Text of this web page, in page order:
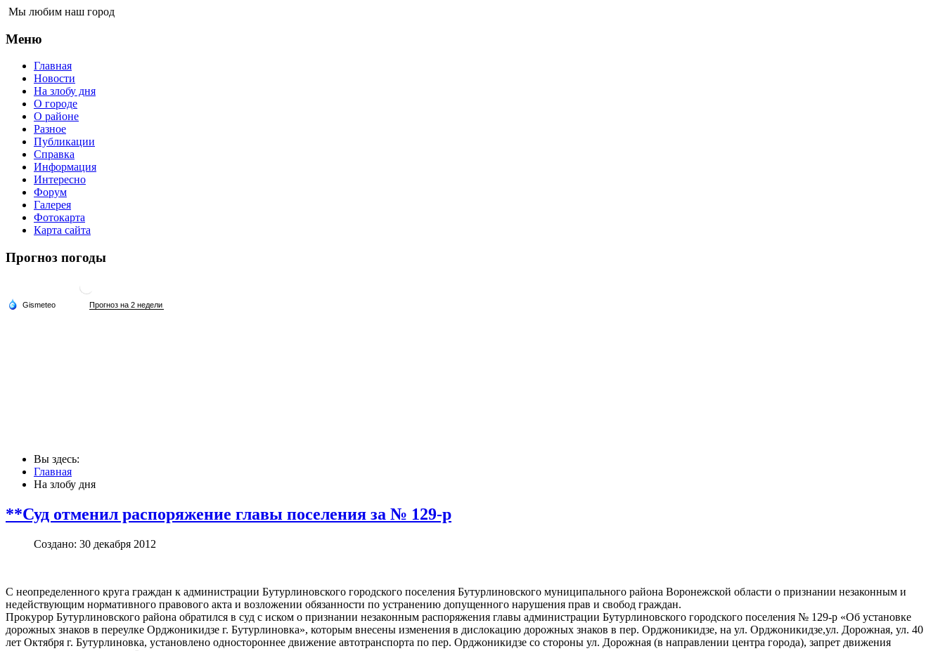
Мы любим наш город
Меню
Главная
Новости
На злобу дня
О городе
О районе
Разное
Публикации
Справка
Информация
Интересно
Форум
Галерея
Фотокарта
Карта сайта
Прогноз погоды
Вы здесь:
Главная
На злобу дня
**Суд отменил распоряжение главы поселения за № 129-р
Создано: 30 декабря 2012
С неопределенного круга граждан к администрации Бутурлиновского городского поселения Бутурлиновского муниципального района Воронежской области о признании незаконным и
недействующим нормативного правового акта и возложении обязанности по устранению допущенного нарушения прав и свобод граждан.
Прокурор Бутурлиновского района обратился в суд с иском о признании незаконным распоряжения главы администрации Бутурлиновского городского поселения № 129-р «Об установке
дорожных знаков в переулке Орджоникидзе г. Бутурлиновка», которым внесены изменения в дислокацию дорожных знаков в пер. Орджоникидзе, на ул. Орджоникидзе,ул. Дорожная, ул. 40
лет Октября г. Бутурлиновка, установлено одностороннее движение автотранспорта по пер. Орджоникидзе со стороны ул. Дорожная (в направлении центра города), запрет движения